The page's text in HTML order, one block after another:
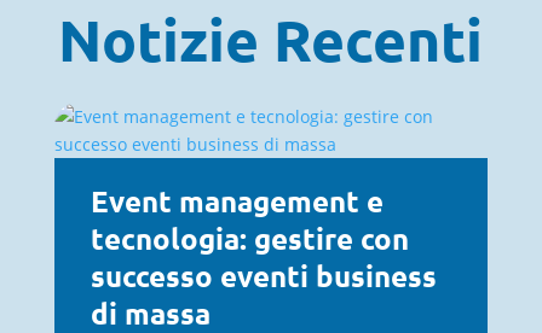
Notizie Recenti
Event management e
tecnologia: gestire con
successo eventi business
di massa